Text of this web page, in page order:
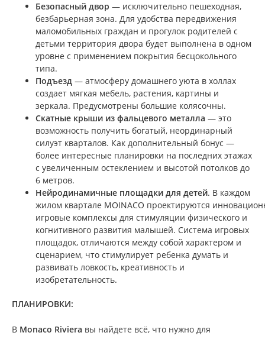
Безопасный двор — исключительно пешеходная,
безбарьерная зона. Для удобства передвижения
маломобильных граждан и прогулок родителей с
детьми территория двора будет выполнена в одном
уровне с применением покрытия бесцокольного
типа.
Подъезд — атмосферу домашнего уюта в холлах
создает мягкая мебель, растения, картины и
зеркала. Предусмотрены большие колясочны.
Скатные крыши из фальцевого металла — это
возможность получить богатый, неординарный
силуэт кварталов. Как дополнительный бонус —
более интересные планировки на последних этажах
с увеличенным остеклением и высотой потолков до
6 метров.
Нейродинамичные площадки для детей. В каждом
жилом квартале MOINACO проектируются
игровые комплексы для стимуляции физического и
когнитивного развития малышей. Система игровых
площадок, отличаются между собой характером и
сценарием, что стимулирует ребенка думать и
развивать ловкость, креативность и
изобретательность.
ПЛАНИРОВКИ:
В Monaco Riviera вы найдете всё, что нужно для